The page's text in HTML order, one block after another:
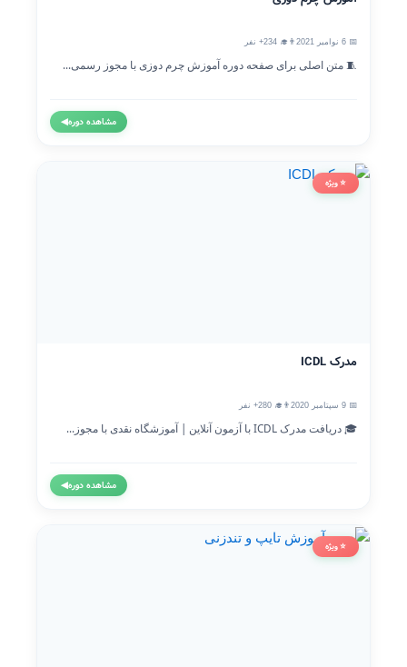
📅 6 نوامبر 2021 👨‍🎓 234+ نفر
🧵 متن اصلی برای صفحه دوره آموزش چرم دوزی با مجوز رسمی...
مشاهده دوره◀
⭐ ویژه
مدرک ICDL
📅 9 سپتامبر 2020 👨‍🎓 280+ نفر
🎓 دریافت مدرک ICDL با آزمون آنلاین | آموزشگاه نقدی با مجوز...
مشاهده دوره◀
⭐ ویژه